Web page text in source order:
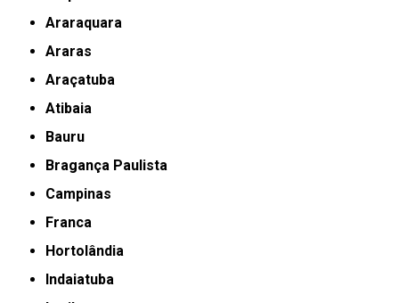
Araraquara
Araras
Araçatuba
Atibaia
Bauru
Bragança Paulista
Campinas
Franca
Hortolândia
Indaiatuba